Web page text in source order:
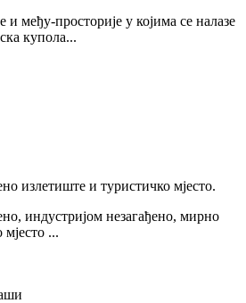
и међу-просторије у којима се налазе
купола...
излетиште и туристичко мјесто.
индустријом незагађено, мирно
...